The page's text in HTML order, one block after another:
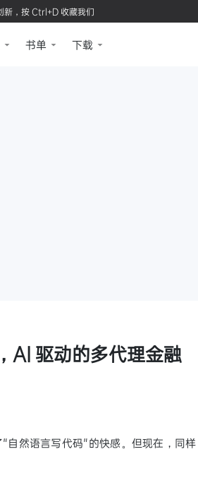
，按 Ctrl+D 收藏我们
书单 下载
驱动的多代理金融
然语言写代码"的快感。但现在，同样